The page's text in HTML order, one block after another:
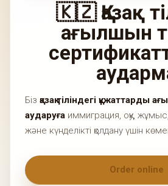
🇰🇿 Қазақ
ағылшын
Біз қазақ тіліндегі құжаттарды
аударуға иммиграция, оқу,
және күнделікті қолдану үшін
Order online